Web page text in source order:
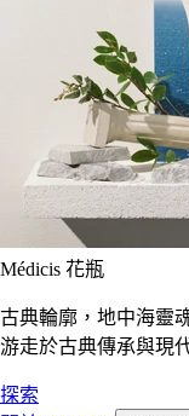
Médicis 花瓶
古典輪廓，地中海靈
游走於古典傳承與現
探索